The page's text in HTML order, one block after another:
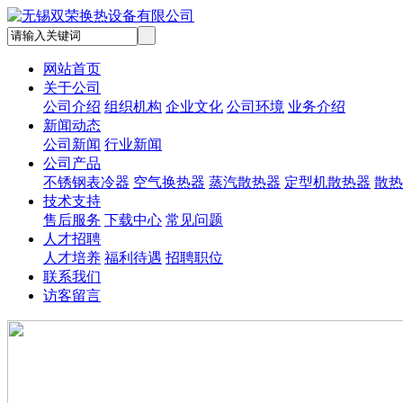
网站首页
关于公司
公司介绍 组织机构 企业文化 公司环境 业务介绍
新闻动态
公司新闻 行业新闻
公司产品
不锈钢表冷器 空气换热器 蒸汽散热器 定型机散热器 散
技术支持
售后服务 下载中心 常见问题
人才招聘
人才培养 福利待遇 招聘职位
联系我们
访客留言